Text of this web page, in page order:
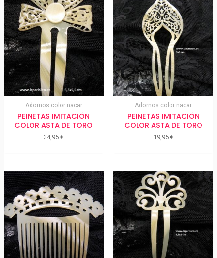
Adornos color nacar
PEINETAS IMITACIÓN
COLOR ASTA DE TORO
34,95€
Adornos color nacar
PEINETAS IMITACIÓN
COLOR ASTA DE TORO
19,95 €